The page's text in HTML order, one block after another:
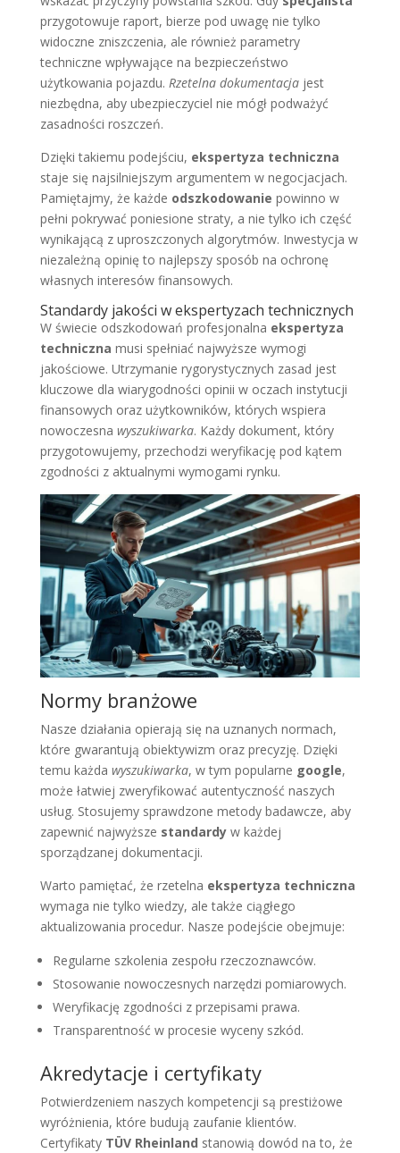
przygotowuje raport, bierze pod uwagę nie tylko
widoczne zniszczenia, ale również parametry
techniczne wpływające na bezpieczeństwo
użytkowania pojazdu. Rzetelna dokumentacjajest
niezbędna, aby ubezpieczyciel nie mógł podważyć
zasadności roszczeń.
Dzięki takiemu podejściu, ekspertyza techniczna
staje się najsilniejszym argumentem w negocjacjach.
Pamiętajmy, że każde odszkodowanie powinno w
pełni pokrywać poniesione straty, a nie tylko ich część
wynikającą z uproszczonych algorytmów. Inwestycja w
niezależną opinię to najlepszy sposób na ochronę
własnych interesów finansowych.
Standardy jakości w ekspertyzach technicznych
W świecie odszkodowań profesjonalna ekspertyza
techniczna musi spełniać najwyższe wymogi
jakościowe. Utrzymanie rygorystycznych zasad jest
kluczowe dla wiarygodności opinii w oczach instytucji
finansowych oraz użytkowników, których wspiera
nowoczesna wyszukiwarka. Każdy dokument, który
przygotowujemy, przechodzi weryfikację pod kątem
zgodności z aktualnymi wymogami rynku.
Normy branżowe
Nasze działania opierają się na uznanych normach,
które gwarantują obiektywizm oraz precyzję. Dzięki
temu każda wyszukiwarka, w tym popularne google,
może łatwiej zweryfikować autentyczność naszych
usług. Stosujemy sprawdzone metody badawcze, aby
zapewnić najwyższe standardyw każdej
sporządzanej dokumentacji.
Warto pamiętać, że rzetelna ekspertyza techniczna
wymaga nie tylko wiedzy, ale także ciągłego
aktualizowania procedur. Nasze podejście obejmuje:
Regularne szkolenia zespołu rzeczoznawców.
Stosowanie nowoczesnych narzędzi pomiarowych.
Weryfikację zgodności z przepisami prawa.
Transparentność w procesie wyceny szkód.
Akredytacje i certyfikaty
Potwierdzeniem naszych kompetencji są prestiżowe
wyróżnienia, które budują zaufanie klientów.
Certyfikaty TÜV Rheinland stanowią dowód na to, że